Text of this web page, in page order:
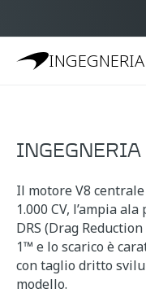
Il motore V8
1.000 CV, l’ampia
DRS (Drag
1™ e lo scarico è
con taglio dritto
modello.